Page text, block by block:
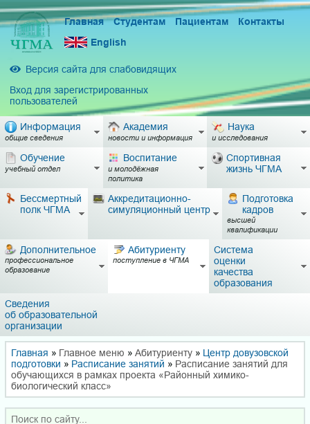
Главная Студентам Пациентам
Контакты
English
Версия сайта для слабовидящих
Вход для зарегистрированных
пользователей
Информация
общие сведения
Академия
новости и информация
Наука
и исследования
Обучение
учебный отдел
Воспитание
и молодёжная
политика
Спортивная
жизнь ЧГМА
Бессмертный
полк ЧГМА
Аккредитационно-
симуляционный центр
Подготовка
кадров
высшей
квалификации
Дополнительное
профессиональное
образование
Абитуриенту
поступление в ЧГМА
Система
оценки
качества
образования
Сведения
об образовательной
организации
Главная » Главное меню » Абитуриенту » Центр довузовской
подготовки » Расписание занятий » Расписание занятий для
обучающихся в рамках проекта «Районный химико-
биологический класс»